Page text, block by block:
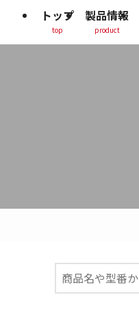
トップ
top
製品情報
product